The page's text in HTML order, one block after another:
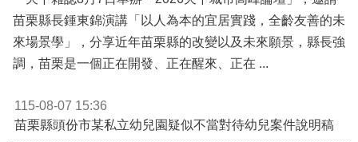
苗栗縣長鍾東錦演講「以人為本的宜居實踐，全齡友善的未
來場景學」，分享近年苗栗縣的改變以及未來願景，縣長強
調，苗栗是一個正在開發、正在醒來、正在 ...
115-08-07 15:36
苗栗縣頭份市某私立幼兒園疑似不當對待幼兒案件說明稿